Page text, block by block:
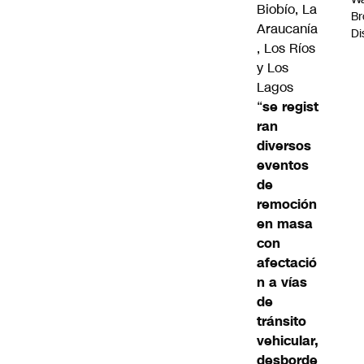
Biobío, La
Araucanía
, Los Ríos
y Los
Lagos
“se regist
ran
diversos
eventos
de
remoción
en masa
con
afectació
n a vías
de
tránsito
vehicular,
desborde